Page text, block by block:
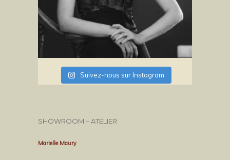
Suivez-nous sur Instagram
SHOWROOM – ATELIER
Marielle Maury